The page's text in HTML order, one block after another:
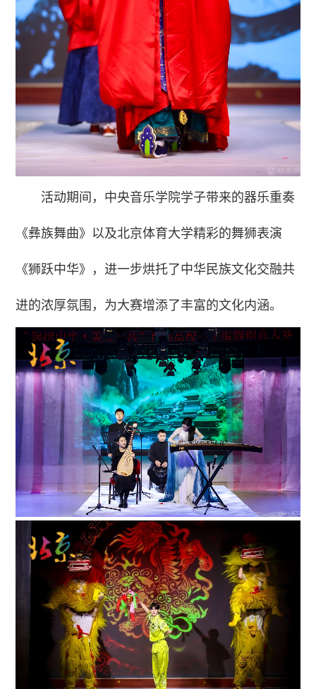
活动期间，中央音乐学院学子带来的器乐重奏
《彝族舞曲》以及北京体育大学精彩的舞狮表演
《狮跃中华》，进一步烘托了中华民族文化交融共
进的浓厚氛围，为大赛增添了丰富的文化内涵。